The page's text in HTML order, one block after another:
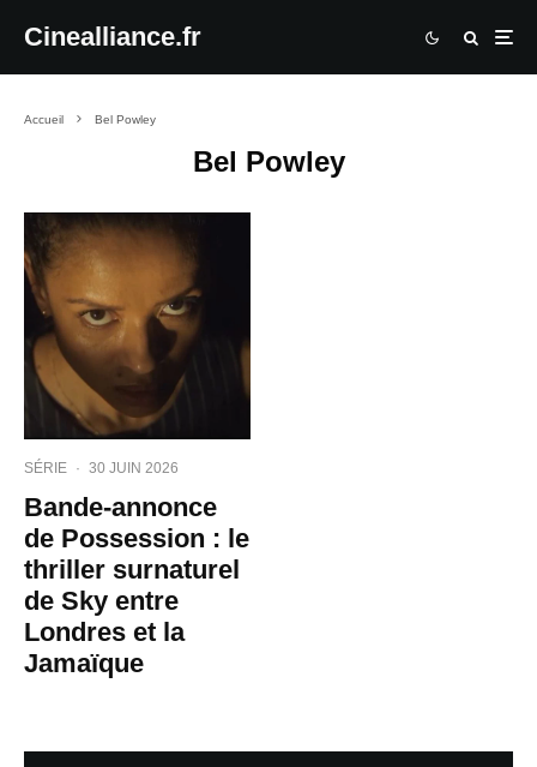
Cinealliance.fr
Accueil Bel Powley
Bel Powley
SÉRIE · 30 JUIN 2026
Bande-annonce
de Possession : le
thriller surnaturel
de Sky entre
Londres et la
Jamaïque